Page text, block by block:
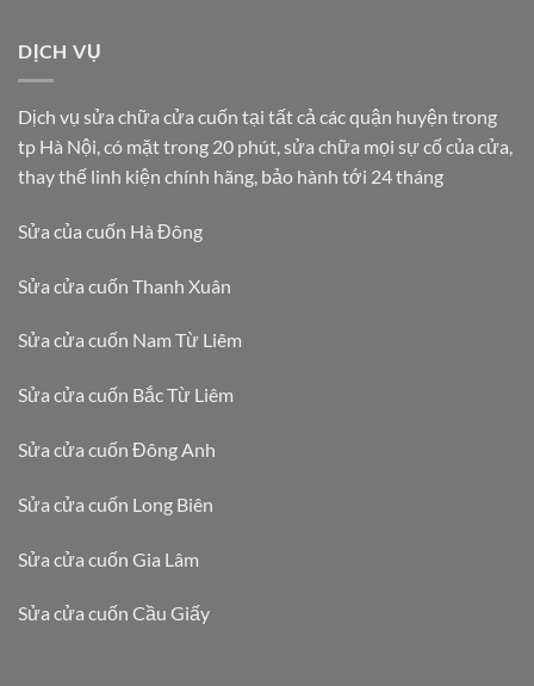
DỊCH VỤ
Dịch vụ sửa chữa cửa cuốn tại tất cả các quận huyện trong
tp Hà Nội, có mặt trong 20 phút, sửa chữa mọi sự cố của cửa,
thay thế linh kiện chính hãng, bảo hành tới 24 tháng
Sửa của cuốn Hà Đông
Sửa cửa cuốn Thanh Xuân
Sửa cửa cuốn Nam Từ Liêm
Sửa cửa cuốn Bắc Từ Liêm
Sửa cửa cuốn Đông Anh
Sửa cửa cuốn Long Biên
Sửa cửa cuốn Gia Lâm
Sửa cửa cuốn Cầu Giấy